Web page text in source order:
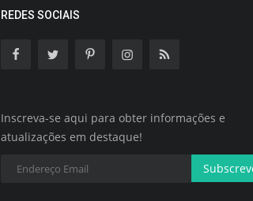
REDES SOCIAIS
Inscreva-se aqui para obter informações e
atualizações em destaque!